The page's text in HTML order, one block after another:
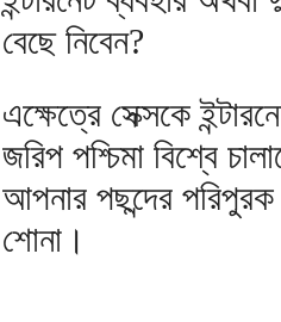
বেছে নিবেন?
এক্ষেত্রে সেক্সকে
জরিপ পশ্চিমা বিশ্বে
আপনার পছন্দের পরিপুরক
শোনা।